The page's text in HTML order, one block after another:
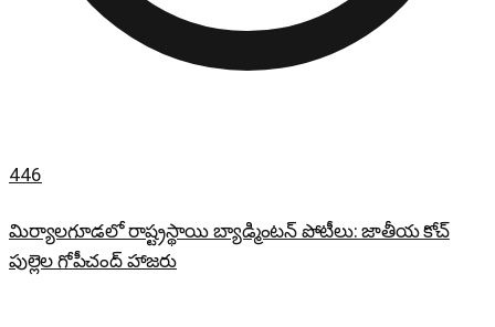
446
మిర్యాలగూడలో రాష్ట్రస్థాయి బ్యాడ్మింటన్ పోటీలు: జాతీయ కోచ్
పుల్లెల గోపీచంద్ హాజరు